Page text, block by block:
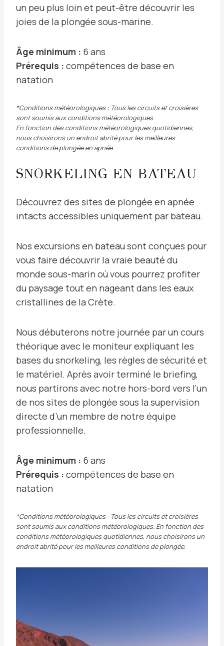
un peu plus loin et peut-être découvrir les
joies de la plongée sous-marine.
Âge minimum : 6 ans
Prérequis : compétences de base en
natation
*Conditions météorologiques : Tous les circuits et croisières
sont soumis aux conditions météorologiques.
En fonction des conditions météorologiques quotidiennes,
nous choisirons un endroit abrité pour les meilleures
conditions de plongée en apnée.
SNORKELING EN BATEAU
Découvrez des sites de plongée en apnée
intacts accessibles uniquement par bateau.
Nos excursions en bateau sont conçues pour
vous faire découvrir la vraie beauté du
monde sous-marin où vous pourrez profiter
du paysage tout en nageant dans les eaux
cristallines de la Crète.
Nous débuterons notre journée par un cours
théorique avec le moniteur expliquant les
bases du snorkeling, les règles de sécurité et
le matériel. Après avoir terminé le briefing,
nous partirons avec notre hors-bord vers l’un
de nos sites de plongée sous la supervision
directe d’un membre de notre équipe
professionnelle.
Âge minimum : 6 ans
Prérequis : compétences de base en
natation
*Conditions météorologiques : Tous les circuits et croisières
sont soumis aux conditions météorologiques. En fonction des
conditions météorologiques quotidiennes, nous choisirons un
endroit abrité pour les meilleures conditions de plongée.